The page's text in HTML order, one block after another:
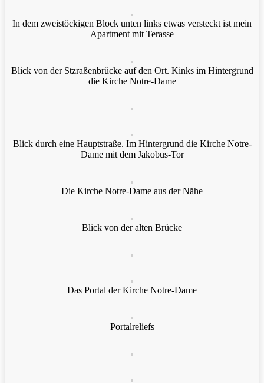
In dem zweistöckigen Block unten links etwas versteckt ist mein
Apartment mit Terasse
Blick von der Stzraßenbrücke auf den Ort. Kinks im Hintergrund
die Kirche Notre-Dame
Blick durch eine Hauptstraße. Im Hintergrund die Kirche Notre-
Dame mit dem Jakobus-Tor
Die Kirche Notre-Dame aus der Nähe
Blick von der alten Brücke
Das Portal der Kirche Notre-Dame
Portalreliefs